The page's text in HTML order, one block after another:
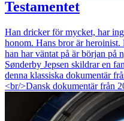
Testamentet
Han dricker för mycket, har
honom. Hans bror är
han har väntat på är början på
Sønderby Jepsen skildrar en
denna klassiska dokumentär
<br/>Dansk dokumentär från